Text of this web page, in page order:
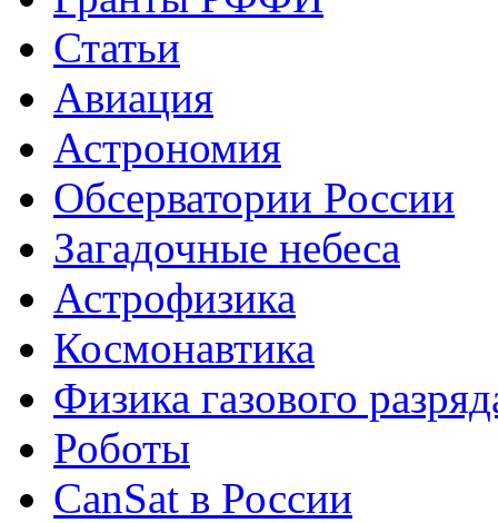
Статьи
Авиация
Астрономия
Обсерватории России
Загадочные небеса
Астрофизика
Космонавтика
Физика газового
Роботы
CanSat в России